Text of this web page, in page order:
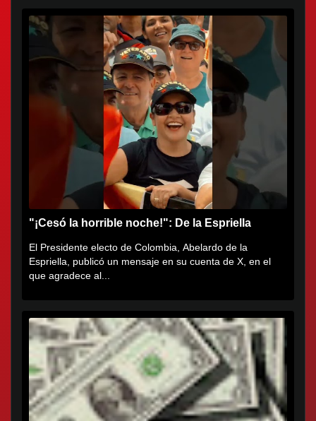
"¡Cesó la horrible noche!": De la Espriella
El Presidente electo de Colombia, Abelardo de la
Espriella, publicó un mensaje en su cuenta de X, en el
que agradece al...